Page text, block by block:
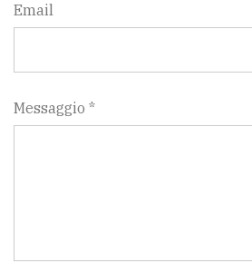
Email
Messaggio *